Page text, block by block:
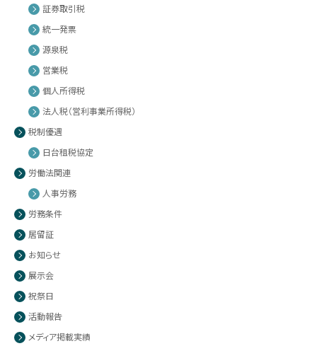
証券取引税
統一発票
源泉税
営業税
個人所得税
法人税（営利事業所得税）
税制優遇
日台租税協定
労働法関連
人事労務
労務条件
居留証
お知らせ
展示会
祝祭日
活動報告
メディア掲載実績